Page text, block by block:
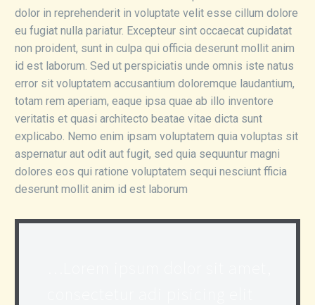
dolor in reprehenderit in voluptate velit esse cillum dolore
eu fugiat nulla pariatur. Excepteur sint occaecat cupidatat
non proident, sunt in culpa qui officia deserunt mollit anim
id est laborum. Sed ut perspiciatis unde omnis iste natus
error sit voluptatem accusantium doloremque laudantium,
totam rem aperiam, eaque ipsa quae ab illo inventore
veritatis et quasi architecto beatae vitae dicta sunt
explicabo. Nemo enim ipsam voluptatem quia voluptas sit
aspernatur aut odit aut fugit, sed quia sequuntur magni
dolores eos qui ratione voluptatem sequi nesciunt fficia
deserunt mollit anim id est laborum